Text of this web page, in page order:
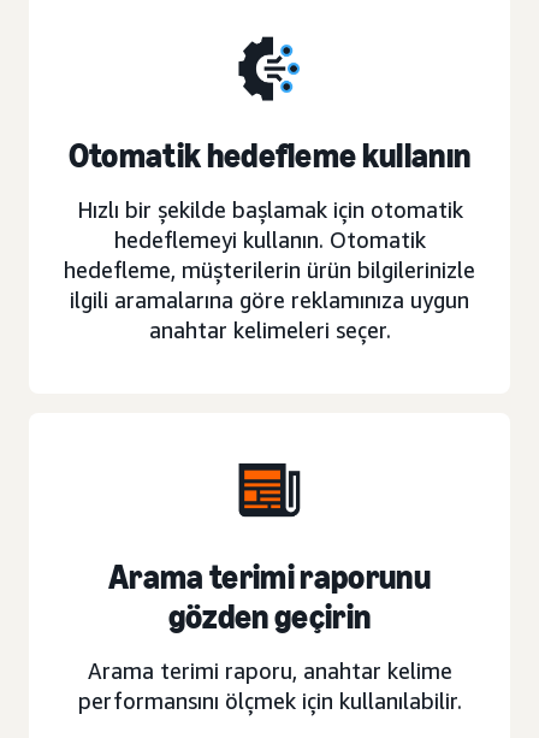
Otomatik hedefleme kullanın
Hızlı bir şekilde başlamak için otomatik
hedeflemeyi kullanın. Otomatik
hedefleme, müşterilerin ürün bilgilerinizle
ilgili aramalarına göre reklamınıza uygun
anahtar kelimeleri seçer.
Arama terimi raporunu
gözden geçirin
Arama terimi raporu, anahtar kelime
performansını ölçmek için kullanılabilir.